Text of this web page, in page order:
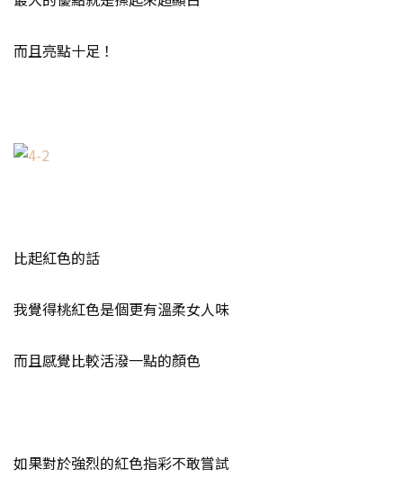
而且亮點十足！
比起紅色的話
我覺得桃紅色是個更有溫柔女人味
而且感覺比較活潑一點的顏色
如果對於強烈的紅色指彩不敢嘗試